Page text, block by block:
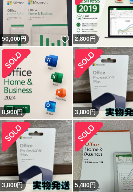
50,000円 いいね！
2,800円
8,900円 3,800円
3,800円 5,480円